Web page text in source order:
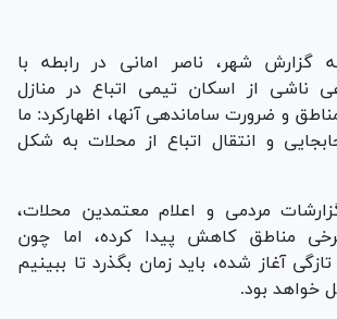
گزارش شهر، ناصر امانی در رابطه با
ناشی از اسکان تیمی اتباع در منازل
و ضرورت ساماندهی آنها، اظهارکرد: ما
و انتقال اتباع از محلات به شکل
مردمی و اعلام معتمدین محلات،
مناطق کاهش پیدا کرده، اما چون
آغاز شده، باید زمان بگذرد تا ببینیم
خواهد بود.